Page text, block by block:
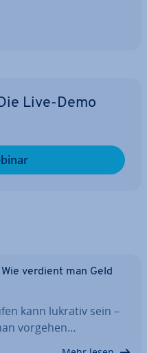
Live-Demo
verdient man Geld
kann lukrativ sein –
vorgehen…